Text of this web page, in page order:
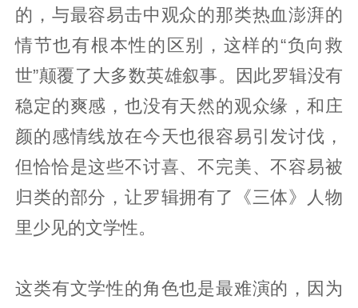
的，与最容易击中观众的那类热血澎湃的
情节也有根本性的区别，这样的“负向救
世”颠覆了大多数英雄叙事。因此罗辑没有
稳定的爽感，也没有天然的观众缘，和庄
颜的感情线放在今天也很容易引发讨伐，
但恰恰是这些不讨喜、不完美、不容易被
归类的部分，让罗辑拥有了《三体》人物
里少见的文学性。
这类有文学性的角色也是最难演的，因为